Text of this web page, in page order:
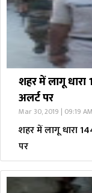
शहर में लागू
अलर्ट पर
Mar 30, 2019 | 09:19 AM
शहर में लागू धारा
पर